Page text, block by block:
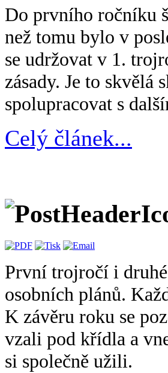
Do prvního ročníku
než tomu bylo v
se udržovat v 1.
zásady. Je to skvělá
spolupracovat s
Celý článek...
První trojročí i
osobních plánů.
K závěru roku se
vzali pod křídla a
si společně užili.